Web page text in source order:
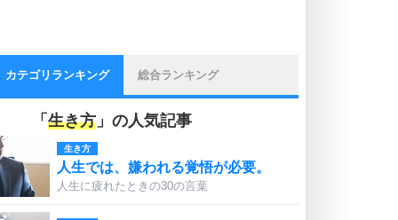
カテゴリランキング 総合ランキング
「 生き方 」の人気記事
生き方
人生では、嫌われる覚悟が必要。
人生に疲れたときの30の言葉